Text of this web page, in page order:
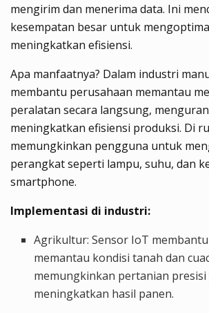
mengirim dan menerima data. Ini
kesempatan besar untuk
meningkatkan efisiensi.
Apa manfaatnya? Dalam industri
membantu perusahaan memantau
peralatan secara langsung,
meningkatkan efisiensi produksi. Di
memungkinkan pengguna untuk
perangkat seperti lampu, suhu, dan
smartphone.
Implementasi di industri:
Agrikultur: Sensor IoT
memantau kondisi tanah dan
memungkinkan pertanian presisi
meningkatkan hasil panen.